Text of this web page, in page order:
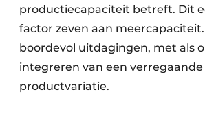
productiecapaciteit betreft. Dit
factor zeven aan
boordevol uitdagingen, met als
integreren van een verregaande
productvariatie.